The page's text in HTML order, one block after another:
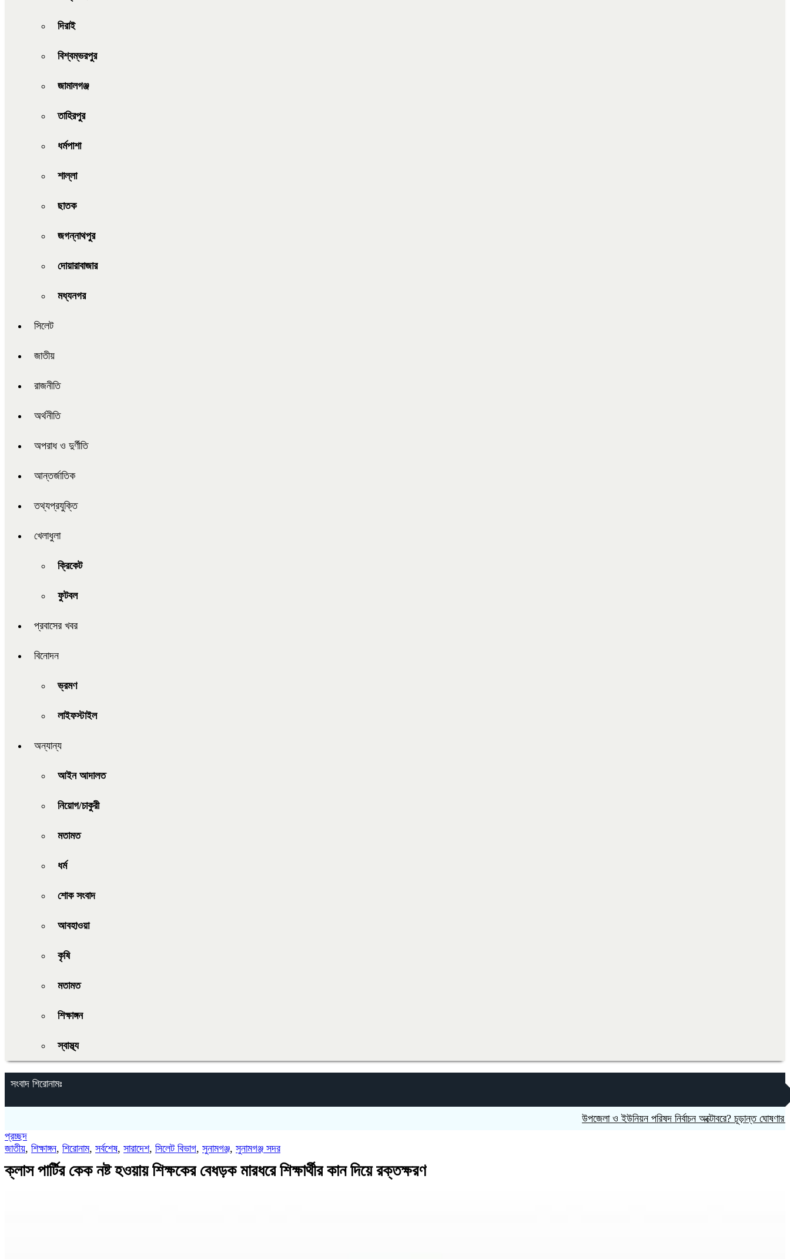
দিরাই
বিশ্বম্ভরপুর
জামালগঞ্জ
তাহিরপুর
ধর্মপাশা
শাল্লা
ছাতক
জগন্নাথপুর
দোয়ারাবাজার
মধ্যনগর
সিলেট
জাতীয়
রাজনীতি
অর্থনীতি
অপরাধ ও দুর্ণীতি
আন্তর্জাতিক
তথ্যপ্রযুক্তি
খেলাধুলা
ক্রিকেট
ফুটবল
প্রবাসের খবর
বিনোদন
ভ্রমণ
লাইফস্টাইল
অন্যান্য
আইন আদালত
নিয়োগ/চাকুরী
মতামত
ধর্ম
শোক সংবাদ
আবহাওয়া
কৃষি
মতামত
শিক্ষাঙ্গন
স্বাস্থ্য
সংবাদ শিরোনামঃ
উপজেলা ও ইউনিয়ন পরিষদ নির্বাচন অক্টোবরে? চূড়ান্ত ঘোষণার অপেক্ষায়
প্রচ্ছদ
জাতীয়, শিক্ষাঙ্গন, শিরোনাম, সর্বশেষ, সারাদেশ, সিলেট বিভাগ, সুনামগঞ্জ, সুনামগঞ্জ সদর
ক্লাস পার্টির কেক নষ্ট হওয়ায় শিক্ষকের বেধড়ক মারধরে শিক্ষার্থীর কান দিয়ে রক্তক্ষরণ